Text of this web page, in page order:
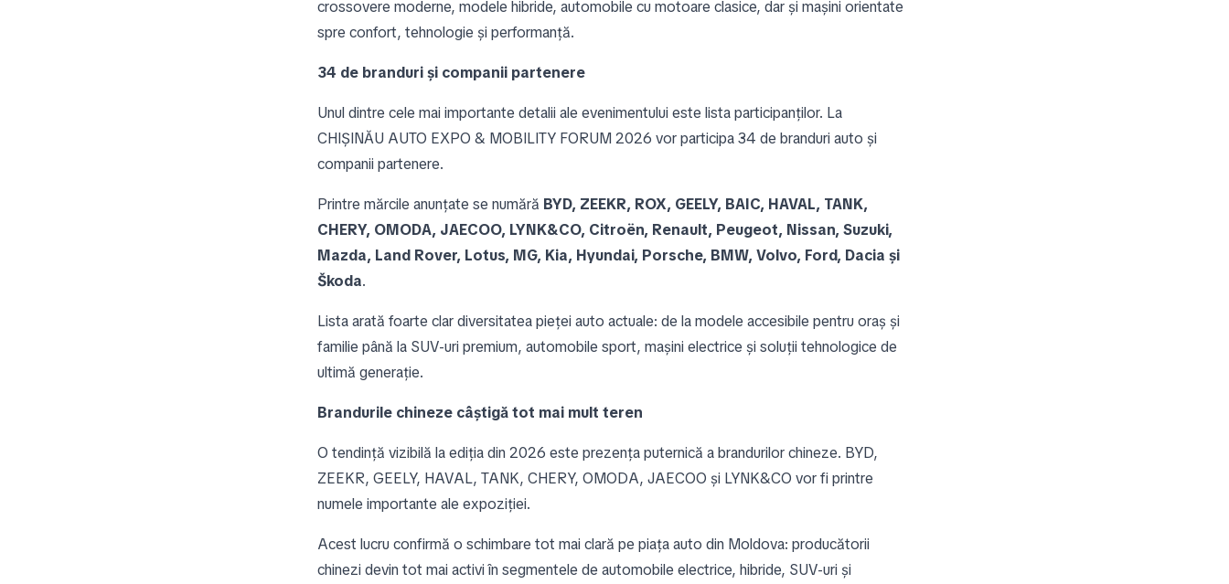
crossovere moderne, modele hibride, automobile cu motoare clasice, dar și mașini orientate
spre confort, tehnologie și performanță.
34 de branduri și companii partenere
Unul dintre cele mai importante detalii ale evenimentului este lista participanților. La
CHIȘINĂU AUTO EXPO & MOBILITY FORUM 2026 vor participa 34 de branduri auto și
companii partenere.
Printre mărcile anunțate se numără BYD, ZEEKR, ROX, GEELY, BAIC, HAVAL, TANK,
CHERY, OMODA, JAECOO, LYNK&CO, Citroën, Renault, Peugeot, Nissan, Suzuki,
Mazda, Land Rover, Lotus, MG, Kia, Hyundai, Porsche, BMW, Volvo, Ford, Dacia și
Škoda.
Lista arată foarte clar diversitatea pieței auto actuale: de la modele accesibile pentru oraș și
familie până la SUV-uri premium, automobile sport, mașini electrice și soluții tehnologice de
ultimă generație.
Brandurile chineze câștigă tot mai mult teren
O tendință vizibilă la ediția din 2026 este prezența puternică a brandurilor chineze. BYD,
ZEEKR, GEELY, HAVAL, TANK, CHERY, OMODA, JAECOO și LYNK&CO vor fi printre
numele importante ale expoziției.
Acest lucru confirmă o schimbare tot mai clară pe piața auto din Moldova: producătorii
chinezi devin tot mai activi în segmentele de automobile electrice, hibride, SUV-uri și